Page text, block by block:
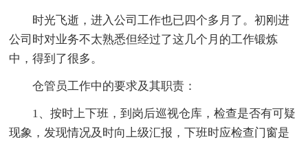
时光飞逝，进入公司工作也已四个多月了。初刚进
公司时对业务不太熟悉但经过了这几个月的工作锻炼
中，得到了很多。
仓管员工作中的要求及其职责：
1、按时上下班，到岗后巡视仓库，检查是否有可疑
现象，发现情况及时向上级汇报，下班时应检查门窗是